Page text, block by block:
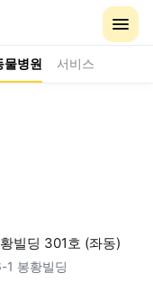
물병원 서비스
빌딩 301호 (좌동)
1 봉황빌딩